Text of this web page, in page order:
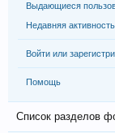
Выдающиеся
Недавняя активность
Войти или
Помощь
Список разделов